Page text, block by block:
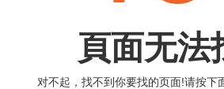
頁面无法
对不起 ， 找不到你要找的页面!请按下